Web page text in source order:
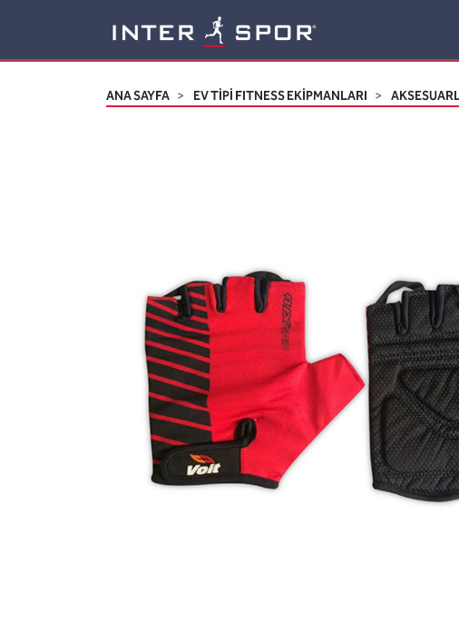
ANA SAYFA EV TİPİ FITNESS EKİPMANLARI